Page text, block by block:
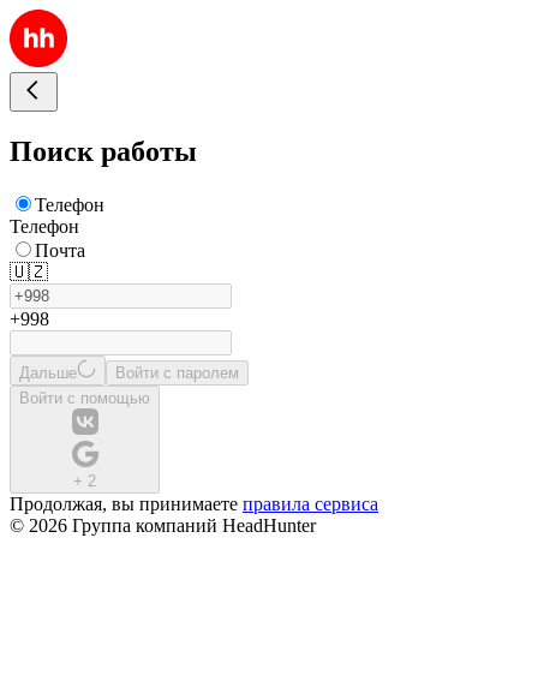
Поиск работы
Телефон
Телефон
Почта
🇺🇿
+998
Дальше
Войти с паролем
Войти с помощью
+ 2
Продолжая, вы принимаете правила сервиса
© 2026 Группа компаний HeadHunter